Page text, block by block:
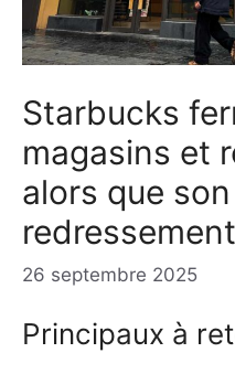
Starbucks
magasins et
alors que
26 septembre 2025
Principaux à